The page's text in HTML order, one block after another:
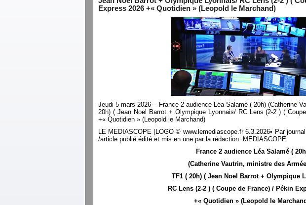
Express 2026 +« Quotidien » (Leopold le Marchand)
Jeudi 5 mars 2026 – France 2 audience Léa Salamé ( 20h) (Catherine
20h) ( Jean Noel Barrot + Olympique Lyonnais/ RC Lens (2-2 ) (
+« Quotidien » (Leopold le Marchand)
LE MEDIASCOPE |LOGO © www.lemediascope.fr 6.3.2026• Par
/article publié édité et mis en une par la rédaction. MEDIASCOPE
France 2 audience Léa Salamé (
(Catherine Vautrin, ministre des
TF1 ( 20h) ( Jean Noel Barrot + Olympique
RC Lens (2-2 ) ( Coupe de France) / Pékin
+« Quotidien » (Leopold le